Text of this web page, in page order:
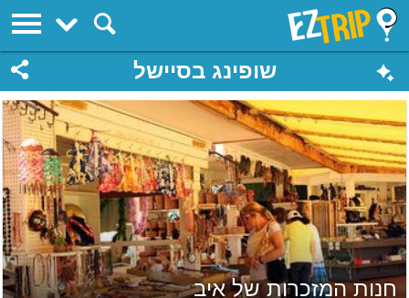
EZTrip
שופינג בסיישל
חנות המזכרות של אִיב